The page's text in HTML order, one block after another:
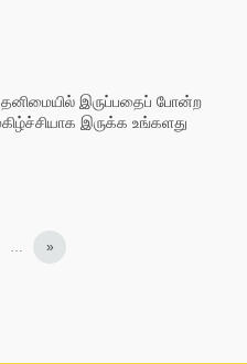
இருப்பதைப் போன்ற
இருக்க உங்களது
… »